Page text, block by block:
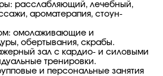
расслабляющий, лечебный,
ароматерапия, стоун-
омолаживающие и
обертывания, скрабы.
зал с кардио- и силовыми
тренировки.
и персональные занятия